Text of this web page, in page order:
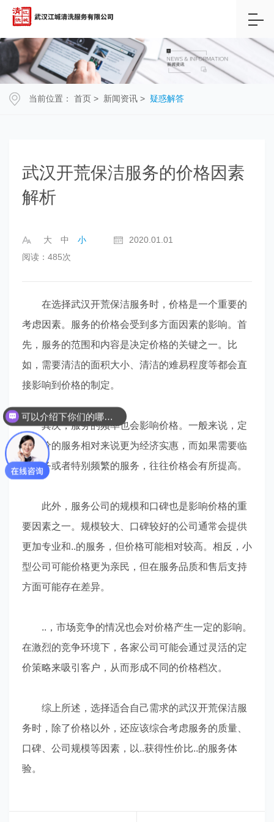
当前位置： 首页 > 新闻资讯 > 疑惑解答
武汉开荒保洁服务的价格因素
解析
大 中 小
2020.01.01
阅读：485次
在选择武汉开荒保洁服务时，价格是一个重要的
考虑因素。服务的价格会受到多方面因素的影响。首
先，服务的范围和内容是决定价格的关键之一。比
如，需要清洁的面积大小、清洁的难易程度等都会直
接影响到价格的制定。
其次，服务的频率也会影响价格。一般来说，定
期定价的服务相对来说更为经济实惠，而如果需要临
时服务或者特别频繁的服务，往往价格会有所提高。
此外，服务公司的规模和口碑也是影响价格的重
要因素之一。规模较大、口碑较好的公司通常会提供
更加专业和..的服务，但价格可能相对较高。相反，小
型公司可能价格更为亲民，但在服务品质和售后支持
方面可能存在差异。
..，市场竞争的情况也会对价格产生一定的影响。
在激烈的竞争环境下，各家公司可能会通过灵活的定
价策略来吸引客户，从而形成不同的价格档次。
综上所述，选择适合自己需求的武汉开荒保洁服
务时，除了价格以外，还应该综合考虑服务的质量、
口碑、公司规模等因素，以..获得性价比..的服务体
验。
可以介绍下你们的哪些服务吗？